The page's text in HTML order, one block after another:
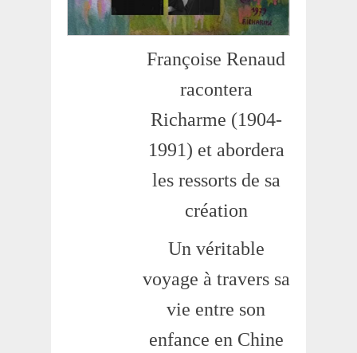
Françoise Renaud
racontera
Richarme (1904-
1991) et abordera
les ressorts de sa
création
Un véritable
voyage à travers sa
vie entre son
enfance en Chine